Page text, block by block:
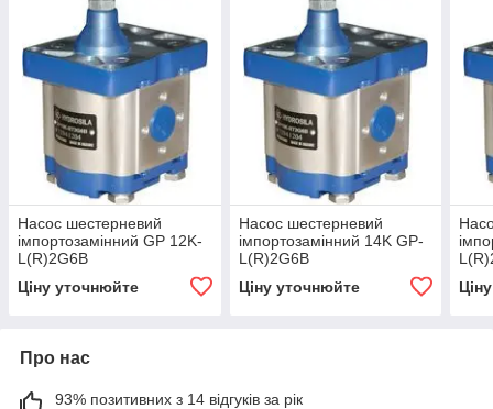
Насос шестерневий
імпортозамінний GP 12K-
L(R)2G6B
Ціну уточнюйте
Насос шестерневий
імпортозамінний 14K GP-
L(R)2G6B
Ціну уточнюйте
Про нас
93% позитивних з 14 відгуків за рік